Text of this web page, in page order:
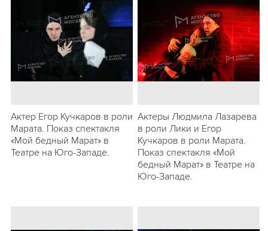
Актер Егор Кучкаров в роли
Марата. Показ спектакля
«Мой бедный Марат» в
Театре на Юго-Западе.
Актеры Людмила Лазарева
в роли Лики и Егор
Кучкаров в роли Марата.
Показ спектакля «Мой
бедный Марат» в Театре на
Юго-Западе.